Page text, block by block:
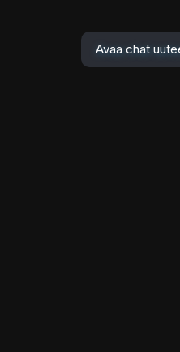
Avaa chat